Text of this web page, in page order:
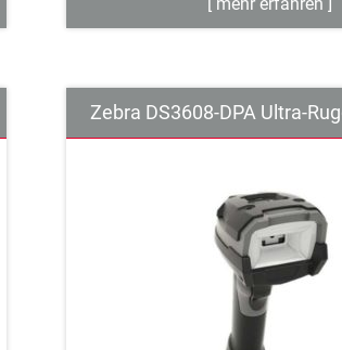
Zebra DS3608-DPA Ultra-